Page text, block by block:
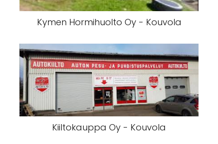
Kymen Hormihuolto Oy - Kouvola
Kiiltokauppa Oy - Kouvola